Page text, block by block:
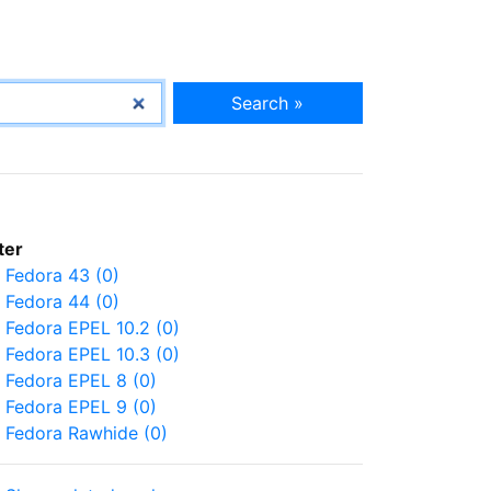
Search »
Fedora 43 (0)
Fedora 44 (0)
Fedora EPEL 10.2 (0)
Fedora EPEL 10.3 (0)
Fedora EPEL 8 (0)
Fedora EPEL 9 (0)
Fedora Rawhide (0)